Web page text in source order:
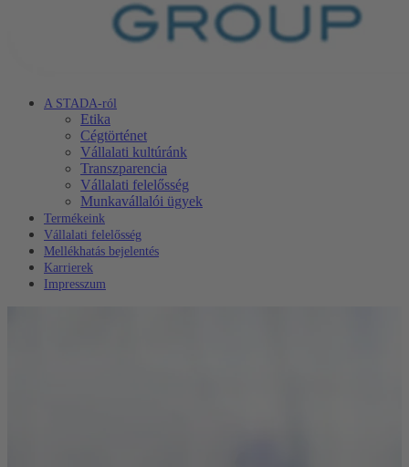
A STADA-ról
Etika
Cégtörténet
Vállalati kultúránk
Transzparencia
Vállalati felelősség
Munkavállalói ügyek
Termékeink
Vállalati felelősség
Mellékhatás bejelentés
Karrierek
Impresszum